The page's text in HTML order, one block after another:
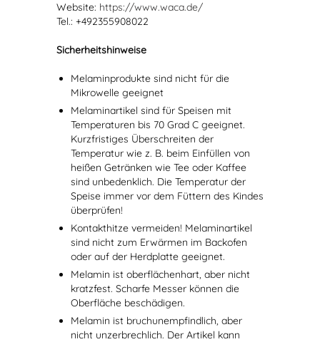
Website: https://www.waca.de/
Tel.: +492355908022
Sicherheitshinweise
Melaminprodukte sind nicht für die
Mikrowelle geeignet
Melaminartikel sind für Speisen mit
Temperaturen bis 70 Grad C geeignet.
Kurzfristiges Überschreiten der
Temperatur wie z. B. beim Einfüllen von
heißen Getränken wie Tee oder Kaffee
sind unbedenklich. Die Temperatur der
Speise immer vor dem Füttern des Kindes
überprüfen!
Kontakthitze vermeiden! Melaminartikel
sind nicht zum Erwärmen im Backofen
oder auf der Herdplatte geeignet.
Melamin ist oberflächenhart, aber nicht
kratzfest. Scharfe Messer können die
Oberfläche beschädigen.
Melamin ist bruchunempfindlich, aber
nicht unzerbrechlich. Der Artikel kann